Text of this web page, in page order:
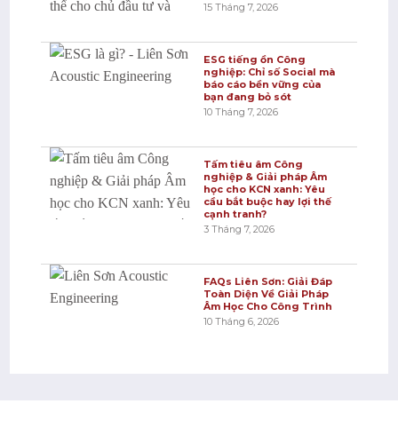
15 Tháng 7, 2026
ESG tiếng ồn Công
nghiệp: Chỉ số Social mà
báo cáo bền vững của
bạn đang bỏ sót
10 Tháng 7, 2026
Tấm tiêu âm Công
nghiệp & Giải pháp Âm
học cho KCN xanh: Yêu
cầu bắt buộc hay lợi thế
cạnh tranh?
3 Tháng 7, 2026
FAQs Liên Sơn: Giải Đáp
Toàn Diện Về Giải Pháp
Âm Học Cho Công Trình
10 Tháng 6, 2026